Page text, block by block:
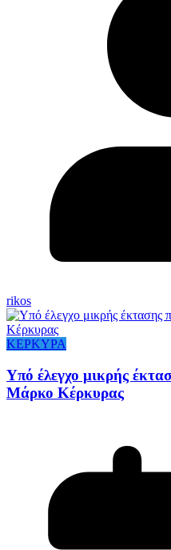
rikos
ΚΕΡΚΥΡΑ
Υπό έλεγχο μικρής
Μάρκο Κέρκυρας